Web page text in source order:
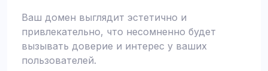
Ваш домен выглядит эстетично и
привлекательно, что несомненно будет
вызывать доверие и интерес у ваших
пользователей.